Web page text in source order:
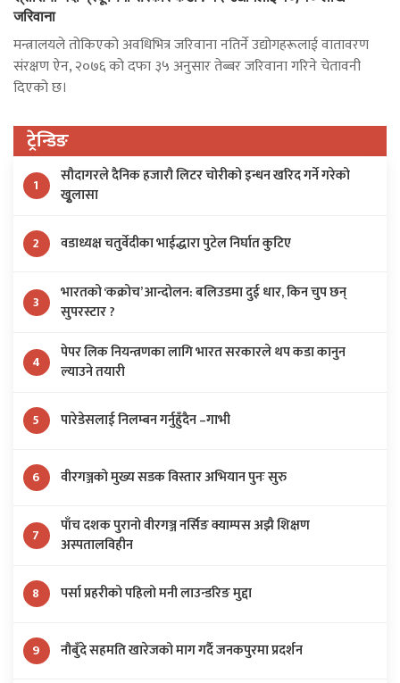
जरिवाना
मन्त्रालयले तोकिएको अवधिभित्र जरिवाना नतिर्ने उद्योगहरूलाई वातावरण
संरक्षण ऐन, २०७६ को दफा ३५ अनुसार तेब्बर जरिवाना गरिने चेतावनी
दिएको छ।
ट्रेन्डिङ
1
सौदागरले दैनिक हजारौ लिटर चोरीको इन्धन खरिद गर्ने गरेको
खुृलासा
2 वडाध्यक्ष चतुर्वेदीका भाईद्धारा पुटेल निर्घात कुटिए
3
भारतको ‘कक्रोच’ आन्दोलन: बलिउडमा दुई धार, किन चुप छन्
सुपरस्टार ?
4
पेपर लिक नियन्त्रणका लागि भारत सरकारले थप कडा कानुन
ल्याउने तयारी
5 पारेडेसलाई निलम्बन गर्नुहुँदैन –गाभी
6 वीरगञ्जको मुख्य सडक विस्तार अभियान पुनः सुरु
7
पाँच दशक पुरानो वीरगञ्ज नर्सिङ क्याम्पस अझै शिक्षण
अस्पतालविहीन
8 पर्सा प्रहरीको पहिलो मनी लाउन्डरिङ मुद्दा
9 नौबुँदे सहमति खारेजको माग गर्दै जनकपुरमा प्रदर्शन